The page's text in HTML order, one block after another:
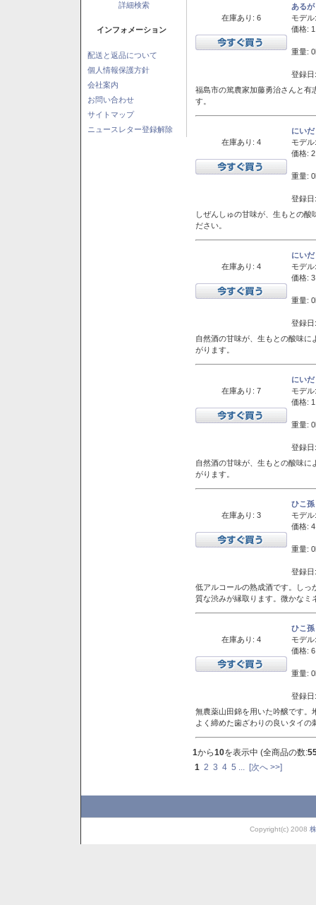
詳細検索
インフォメーション
配送と返品について
個人情報保護方針
会社案内
お問い合わせ
サイトマップ
ニュースレター登録解除
在庫あり: 6
ある
モデル:
価格:
重量:
登録
福島市の篤農家加藤勇治さんと有
す。
在庫あり: 4
にい
モデル:
価格:
重量:
登録
しぜんしゅの甘味が、生もとの
ださい。
在庫あり: 4
にい
モデル:
価格:
重量:
登録
自然酒の甘味が、生もとの酸味
がります。
在庫あり: 7
にい
モデル:
価格:
重量:
登録
自然酒の甘味が、生もとの酸味
がります。
在庫あり: 3
ひこ
モデル:
価格:
重量:
登録
低アルコールの熟成酒です。しっ
質な渋みが縁取ります。微かなミ
在庫あり: 4
ひこ
モデル:
価格:
重量:
登録
無農薬山田錦を用いた吟醸です
よく締めた歯ざわりの良いタイ
1から10を表示中 (全商品の数:
1 2 3 4 5 [次へ >>]
Copyright(c) 2008